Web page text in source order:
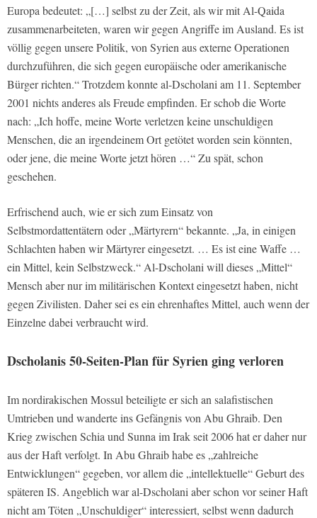
Europa bedeutet: „[…] selbst zu der Zeit, als wir mit Al-Qaida
zusammenarbeiteten, waren wir gegen Angriffe im Ausland. Es ist
völlig gegen unsere Politik, von Syrien aus externe Operationen
durchzuführen, die sich gegen europäische oder amerikanische
Bürger richten.“ Trotzdem konnte al-Dscholani am 11. September
2001 nichts anderes als Freude empfinden. Er schob die Worte
nach: „Ich hoffe, meine Worte verletzen keine unschuldigen
Menschen, die an irgendeinem Ort getötet worden sein könnten,
oder jene, die meine Worte jetzt hören …“ Zu spät, schon
geschehen.
Erfrischend auch, wie er sich zum Einsatz von
Selbstmordattentätern oder „Märtyrern“ bekannte. „Ja, in einigen
Schlachten haben wir Märtyrer eingesetzt. … Es ist eine Waffe …
ein Mittel, kein Selbstzweck.“ Al-Dscholani will dieses „Mittel“
Mensch aber nur im militärischen Kontext eingesetzt haben, nicht
gegen Zivilisten. Daher sei es ein ehrenhaftes Mittel, auch wenn der
Einzelne dabei verbraucht wird.
Dscholanis 50-Seiten-Plan für Syrien ging verloren
Im nordirakischen Mossul beteiligte er sich an salafistischen
Umtrieben und wanderte ins Gefängnis von Abu Ghraib. Den
Krieg zwischen Schia und Sunna im Irak seit 2006 hat er daher nur
aus der Haft verfolgt. In Abu Ghraib habe es „zahlreiche
Entwicklungen“ gegeben, vor allem die „intellektuelle“ Geburt des
späteren IS. Angeblich war al-Dscholani aber schon vor seiner Haft
nicht am Töten „Unschuldiger“ interessiert, selbst wenn dadurch